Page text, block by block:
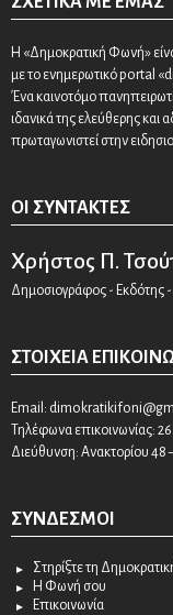
Η «Δημοκρατική Φωνή»
με το ενημερωτικό portal
Ένα καινοτόμο
ιδανικά της ελεύθερης
πρωταγωνιστεί στην
ΟΙ ΣΥΝΤΆΚΤΕΣ
Χρήστος Π.
Δημοσιογράφος - Εκδότης
ΣΤΟΙΧΕΊΑ
Email:
Τηλέφωνα επικοινωνίας:
Διεύθυνση: Ανακτορίου 48
ΣΎΝΔΕΣΜΟΙ
Στηρίξτε τη
Η Φωνή σου
Επικοινωνία